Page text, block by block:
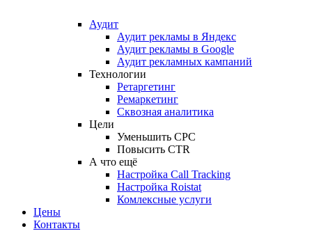
Аудит
Аудит рекламы в Яндекс
Аудит рекламы в Google
Аудит рекламных кампаний
Технологии
Ретаргетинг
Ремаркетинг
Сквозная аналитика
Цели
Уменьшить CPC
Повысить CTR
А что ещё
Настройка Call Tracking
Настройка Roistat
Комлексные услуги
Цены
Контакты